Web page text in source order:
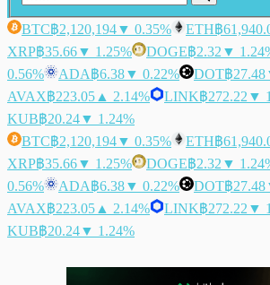
BTC฿2,120,194▼ 0.35% ETH฿
XRP฿35.66▼ 1.25% DOGE฿2.32 ▼
0.56%
ADA฿6.38▼ 0.22% DOT฿27.48
AVAX฿223.05 ▲ 2.14% LINK฿272.22 ▼
KUB฿20.24▼ 1.24%
BTC฿2,120,194▼ 0.35% ETH฿
XRP฿35.66▼ 1.25% DOGE฿2.32 ▼
0.56%
ADA฿6.38▼ 0.22% DOT฿27.48
AVAX฿223.05 ▲ 2.14% LINK฿272.22 ▼
KUB฿20.24▼ 1.24%